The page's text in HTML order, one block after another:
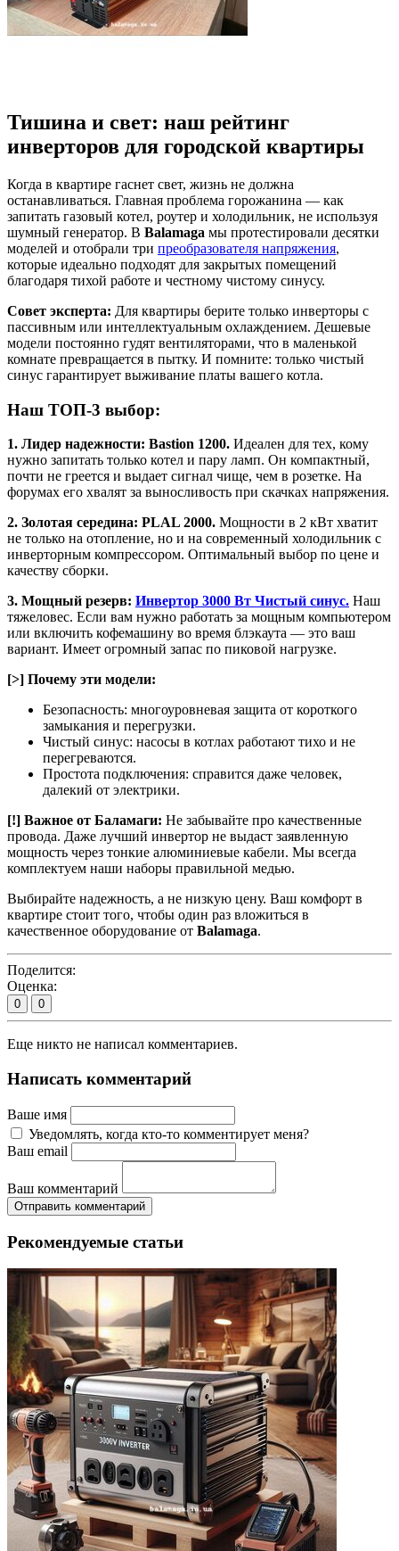
Тишина и свет: наш рейтинг
инверторов для городской квартиры
Когда в квартире гаснет свет, жизнь не должна
останавливаться. Главная проблема горожанина — как
запитать газовый котел, роутер и холодильник, не используя
шумный генератор. В Balamaga мы протестировали десятки
моделей и отобрали три преобразователя напряжения,
которые идеально подходят для закрытых помещений
благодаря тихой работе и честному чистому синусу.
Совет эксперта: Для квартиры берите только инверторы с
пассивным или интеллектуальным охлаждением. Дешевые
модели постоянно гудят вентиляторами, что в маленькой
комнате превращается в пытку. И помните: только чистый
синус гарантирует выживание платы вашего котла.
Наш ТОП-3 выбор:
1. Лидер надежности: Bastion 1200. Идеален для тех, кому
нужно запитать только котел и пару ламп. Он компактный,
почти не греется и выдает сигнал чище, чем в розетке. На
форумах его хвалят за выносливость при скачках напряжения.
2. Золотая середина: PLAL 2000. Мощности в 2 кВт хватит
не только на отопление, но и на современный холодильник с
инверторным компрессором. Оптимальный выбор по цене и
качеству сборки.
3. Мощный резерв: Инвертор 3000 Вт Чистый синус. Наш
тяжеловес. Если вам нужно работать за мощным компьютером
или включить кофемашину во время блэкаута — это ваш
вариант. Имеет огромный запас по пиковой нагрузке.
[>] Почему эти модели:
Безопасность: многоуровневая защита от короткого
замыкания и перегрузки.
Чистый синус: насосы в котлах работают тихо и не
перегреваются.
Простота подключения: справится даже человек,
далекий от электрики.
[!] Важное от Баламаги: Не забывайте про качественные
провода. Даже лучший инвертор не выдаст заявленную
мощность через тонкие алюминиевые кабели. Мы всегда
комплектуем наши наборы правильной медью.
Выбирайте надежность, а не низкую цену. Ваш комфорт в
квартире стоит того, чтобы один раз вложиться в
качественное оборудование от Balamaga.
Поделится:
Оценка:
0 0
Еще никто не написал комментариев.
Написать комментарий
Ваше имя
Уведомлять, когда кто-то комментирует меня?
Ваш email
Ваш комментарий
Отправить комментарий
Рекомендуемые статьи